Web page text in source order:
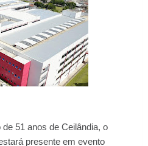
51 anos de Ceilândia, o
presente em evento